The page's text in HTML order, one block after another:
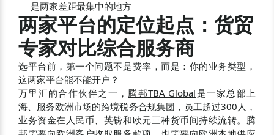
是两家差距最集中的地方
两家平台的定位起点：货贸
专家对比综合服务商
选平台前，第一个问题不是费率，而是：你的业务类型，
这两家平台能不能开户？
万里汇的合作伙伴之一， 腾邦TBA Global 是一家总部上
海、服务欧洲市场的跨境税务合规集团，员工超过300人，
业务资金在人民币、英镑和欧元三种货币间持续流转。腾